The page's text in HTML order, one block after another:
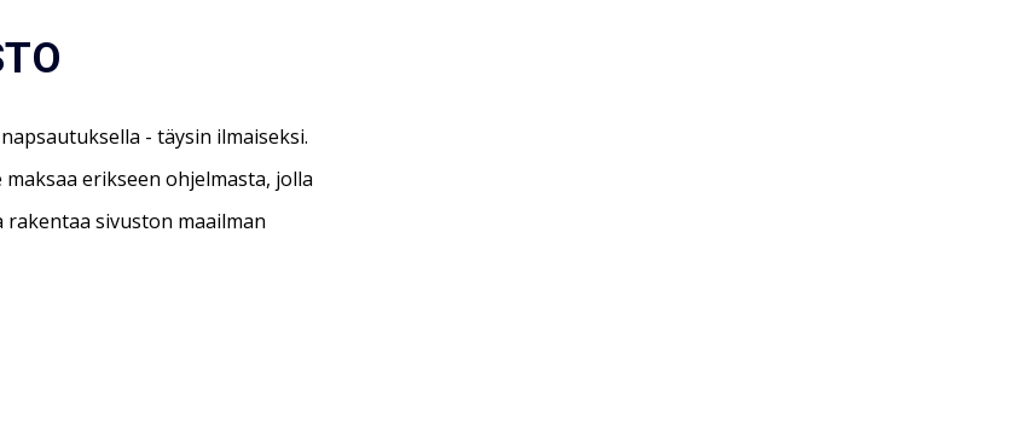
- täysin ilmaiseksi.
erikseen ohjelmasta, jolla
sivuston maailman